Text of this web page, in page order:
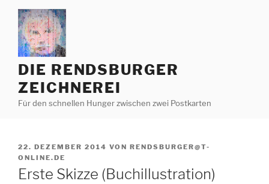
Zum
Inhalt
springen
DIE RENDSBURGER
ZEICHNEREI
Für den schnellen Hunger zwischen zwei Postkarten
VERÖFFENTLICHT
AM
22. DEZEMBER 2014 VON RENDSBURGER@T-
ONLINE.DE
Erste Skizze (Buchillustration)